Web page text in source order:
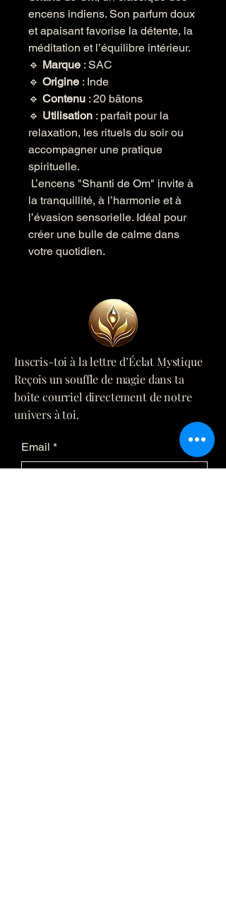
encens indiens. Son parfum doux
et apaisant favorise la détente, la
méditation et l’équilibre intérieur.
🔹 Marque : SAC
🔹 Origine : Inde
🔹 Contenu : 20 bâtons
🔹 Utilisation : parfait pour la
relaxation, les rituels du soir ou
accompagner une pratique
spirituelle.
L’encens "Shanti de Om" invite à
la tranquillité, à l’harmonie et à
l’évasion sensorielle. Idéal pour
créer une bulle de calme dans
votre quotidien.
Inscris-toi à la lettre d’Éclat Mystique
Reçois un souffle de magie dans ta
boîte courriel directement de notre
univers à toi.
Email *